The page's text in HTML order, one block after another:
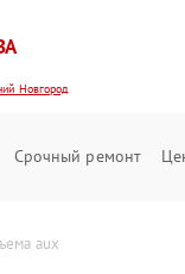
Новгород
Срочный ремонт
aux